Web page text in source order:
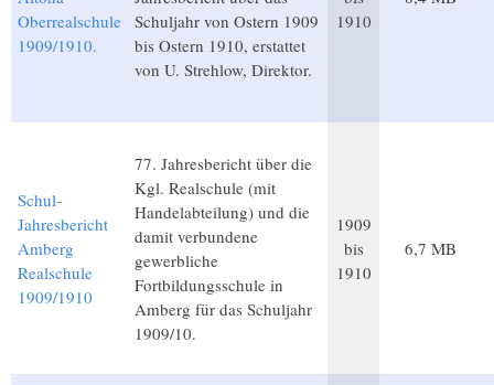
Oberrealschule
1909/1910.
Schuljahr von Ostern 1909
bis Ostern 1910, erstattet
von U. Strehlow, Direktor.
1910
Schul-
Jahresbericht
Amberg
Realschule
1909/1910
77. Jahresbericht über die
Kgl. Realschule (mit
Handelabteilung) und die
damit verbundene
gewerbliche
Fortbildungsschule in
Amberg für das Schuljahr
1909/10.
1909
bis
1910
6,7 MB